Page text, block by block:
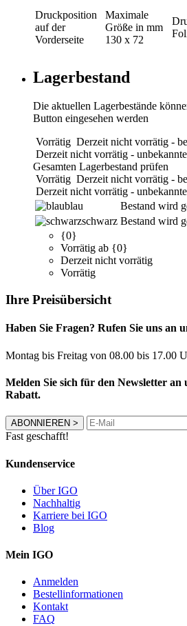
Druckposition
auf der
Vorderseite
Maximale
Größe in mm
130 x 72
Lagerbestand
Die aktuellen Lagerbestände
Button eingesehen werden
Vorrätig Derzeit nicht vorrätig -
Derzeit nicht vorrätig -
Gesamten Lagerbestand prüfen
Vorrätig Derzeit nicht vorrätig -
Derzeit nicht vorrätig -
blau
Bestand wird
schwarz Bestand wird
{0}
Vorrätig ab {0}
Derzeit nicht vorrätig
Vorrätig
Ihre Preisübersicht
Haben Sie Fragen? Rufen Sie uns an
Montag bis Freitag von 08.00 bis 17.00
Melden Sie sich für den Newsletter an
Rabatt.
ABONNIEREN >
Fast geschafft!
Kundenservice
Über IGO
Nachhaltig
Karriere bei IGO
Blog
Mein IGO
Anmelden
Bestellinformationen
Kontakt
FAQ